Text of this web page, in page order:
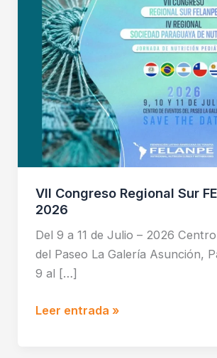
VII Congreso Regional Sur
2026
Del 9 a 11 de Julio – 2026
del Paseo La Galería Asunción,
9 al […]
Leer entrada »